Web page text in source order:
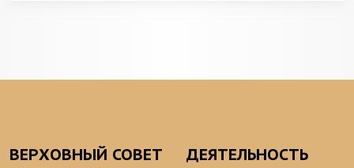
ВЕРХОВНЫЙ СОВЕТ
ДЕЯТЕЛЬНОСТЬ